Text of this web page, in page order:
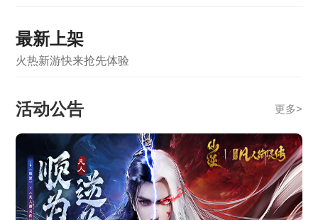
最新上架
火热新游快来抢先体验
活动公告 更多>